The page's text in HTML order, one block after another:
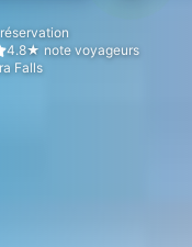
4.8★ note voyageurs
Falls